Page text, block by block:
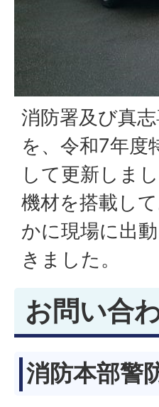
消防署及び真
を、令和7年度
して更新しま
機材を搭載し
かに現場に出
きました。
お問い合
消防本部警